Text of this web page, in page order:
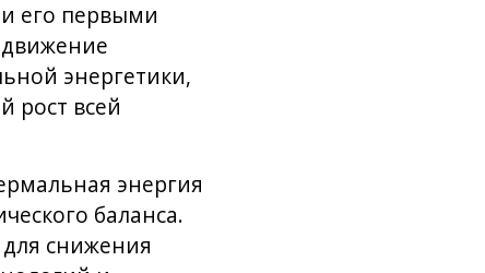
его первыми
энергетики,
рост всей
энергия
баланса.
снижения